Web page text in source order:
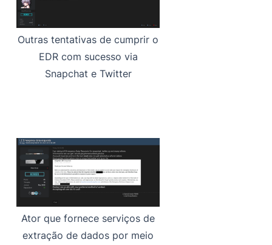
Outras tentativas de cumprir o
EDR com sucesso via
Snapchat e Twitter
Ator que fornece serviços de
extração de dados por meio